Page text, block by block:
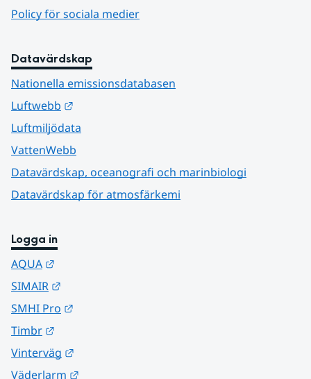
Policy för sociala medier
Datavärdskap
Nationella emissionsdatabasen
Luftwebb
Luftmiljödata
VattenWebb
Datavärdskap, oceanografi och marinbiologi
Datavärdskap för atmosfärkemi
Logga in
AQUA
SIMAIR
SMHI Pro
Timbr
Vinterväg
Väderlarm